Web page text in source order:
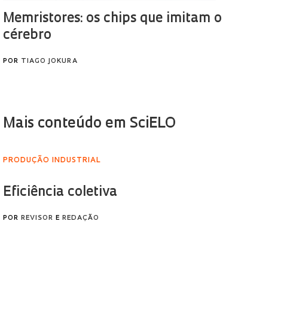
Memristores: os chips que imitam o
cérebro
POR TIAGO JOKURA
Mais conteúdo em SciELO
PRODUÇÃO INDUSTRIAL
Eficiência coletiva
POR REVISOR E REDAÇÃO